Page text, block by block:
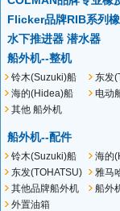
Flicker品牌RIB系列
水下推进器 潜水器
船外机--整机
铃木(Suzuki)船
外机
东发
船外
海的(Hidea)船
外机
电动
其他 船外机
船外机--配件
铃木(Suzuki)船
外机--配件
海的
外机--
东发(TOHATSU)
船外机--配件
雅马
其他品牌船外机
配件
船外
外置油箱